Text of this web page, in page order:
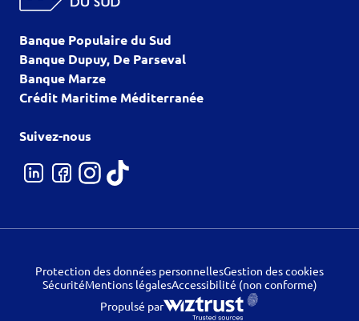
Banque Populaire du Sud
Banque Dupuy, De Parseval
Banque Marze
Crédit Maritime Méditerranée
Suivez-nous
Protection des données personnellesGestion des cookies
SécuritéMentions légalesAccessibilité (non conforme)
Propulsé par